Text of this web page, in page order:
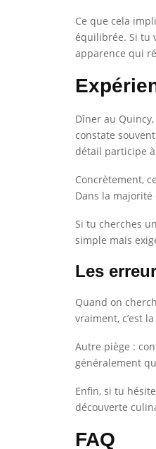
Ce que cela
équilibrée. Si tu
apparence qui
Dîner au
constate
détail participe
Concrètement,
Dans la
Si tu cherches
simple mais
Les
Quand on
vraiment, c’est
Autre piège :
généralement
Enfin, si tu
découverte
FAQ